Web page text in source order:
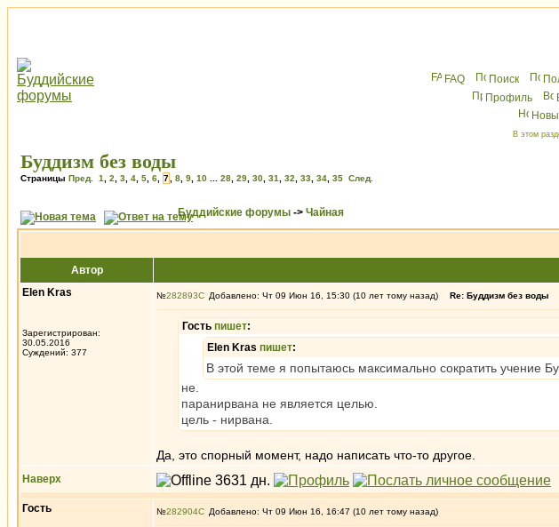
FAQ Поиск
Профиль
В этом
Буддизм без воды
Страницы Пред. 1 2 3 4 5 6 7 8 9 10 28 29 30 31 32 33 34 35 След.
Буддийские форумы -> Чайная
Автор
Elen Kras
Зарегистрирован:
30.05.2016
Суждений: 377
№282893 Добавлено: Чт 09 Июн 16, 15:30 (10 лет тому назад) Re: Буддизм без воды
Гость пишет:
Elen Kras пишет:
В этой теме я попытаюсь максимально сократить учение
не.
паранирвана не является целью.
цель - нирвана.
Да, это спорный момент, надо написать что-то другое.
Наверх
Гость №282904 Добавлено: Чт 09 Июн 16, 16:47 (10 лет тому назад)